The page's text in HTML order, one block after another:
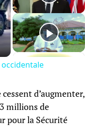
occidentale
d’augmenter,
millions de
pour la Sécurité